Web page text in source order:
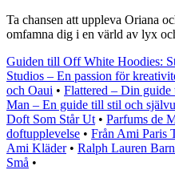
Ta chansen att uppleva Oriana
omfamna dig i en värld av lyx
Guiden till Off White Hoodies:
Studios – En passion för
och Oaui • Flattered – Din
Man – En guide till stil och
Doft Som Står Ut • Parfums de
doftupplevelse • Från Ami Paris
Ami Kläder• Ralph Lauren
Små •